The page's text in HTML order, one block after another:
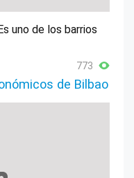
uno de los barrios
773
de Bilbao